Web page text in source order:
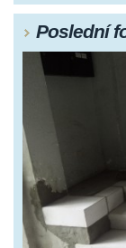
Poslední